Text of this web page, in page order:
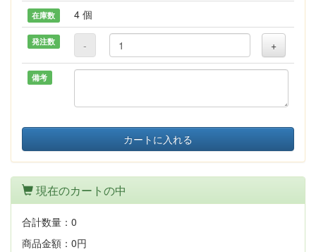
在庫数 4 個
発注数 - +
備考
カートに入れる
現在のカートの中
合計数量： 0
商品金額： 0円